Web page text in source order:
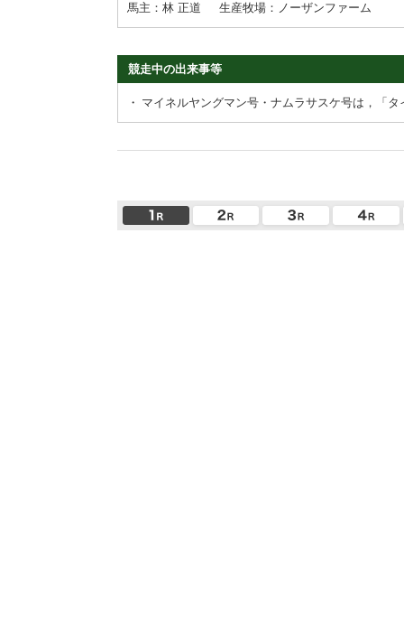
馬主：林 正道
生産牧場：ノーザンファーム
競走中の出来事等
・ マイネルヤングマン号・ナムラサスケ号は，「